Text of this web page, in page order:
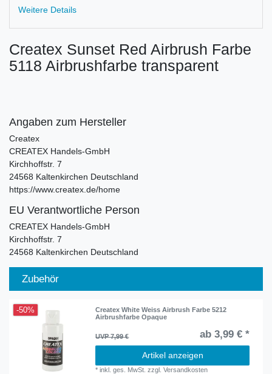
Weitere Details
Createx Sunset Red Airbrush Farbe
5118 Airbrushfarbe transparent
Angaben zum Hersteller
Createx
CREATEX Handels-GmbH
Kirchhoffstr. 7
24568 Kaltenkirchen Deutschland
https://www.createx.de/home
EU Verantwortliche Person
CREATEX Handels-GmbH
Kirchhoffstr. 7
24568 Kaltenkirchen Deutschland
Zubehör
-50%
Createx White Weiss Airbrush Farbe 5212
Airbrushfarbe Opaque
UVP 7,99 € ab 3,99 € *
Artikel anzeigen
*inkl. ges. MwSt. zzgl.Versandkosten